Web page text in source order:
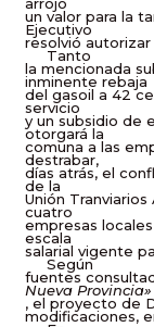
arrojó
un valor para la
Ejecutivo
resolvió
Tanto
la mencionada
inminente rebaja
del gasoil a 42
servicio
y un subsidio de
otorgará la
comuna a las
destrabar,
días atrás, el
de la
Unión
cuatro
empresas
escala
salarial vigente
Según
fuentes
Nueva Provincia»
, el proyecto de
modificaciones,